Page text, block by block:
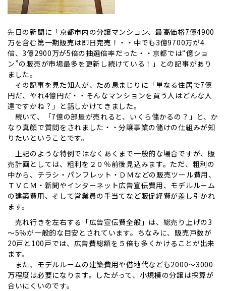
先日の新聞に「京都市内の分譲マンション、最高価格7億4900
万を含む第一期販売は即日完売！・・中でも3億9700万が4
倍、3億2900万が5倍の抽選倍率だった・・京都では“億ショ
ン”の販売が市場最多を更新し続けている！」との記事があり
ました。
その記事を見た知人が、ため息まじりに「単なる住居で7億
円だ、やれ4億円だ・・そんなマンションを買う人はどんな人
達ですかね？」と話しかけてきました。
続いて、「7億の部屋が売れると、いくら儲かるの？」と、か
なり真顔で質問をされました・・分譲事業の儲けの仕組みが知
りたいということです。
上記のような特例ではなくあくまで一般的な場合ですが、販
売計画としては、粗利を２０％前後見込みます。ただ、粗利の
中から、チラシ・パンフレット・ＤＭなどの販売ツール費用、
ＴＶＣＭ・新聞やインターネット広告宣伝費用、モデルルーム
の建築費用、そして営業員の手当てなど販促経費が差し引かれ
ます。
売れ行きを左右する「広告宣伝費全般」は、総売り上げの3
～5％が一般的な目安とされています。ちなみに、販売戸数が
20戸と100戸では、広告費総額を５倍も多くかけることが出来
ます。
また、モデルルームの建築費用や借地代なども2000～3000
万程度は必要になります。したがって、小規模の分譲は採算が
合いにくいのです。